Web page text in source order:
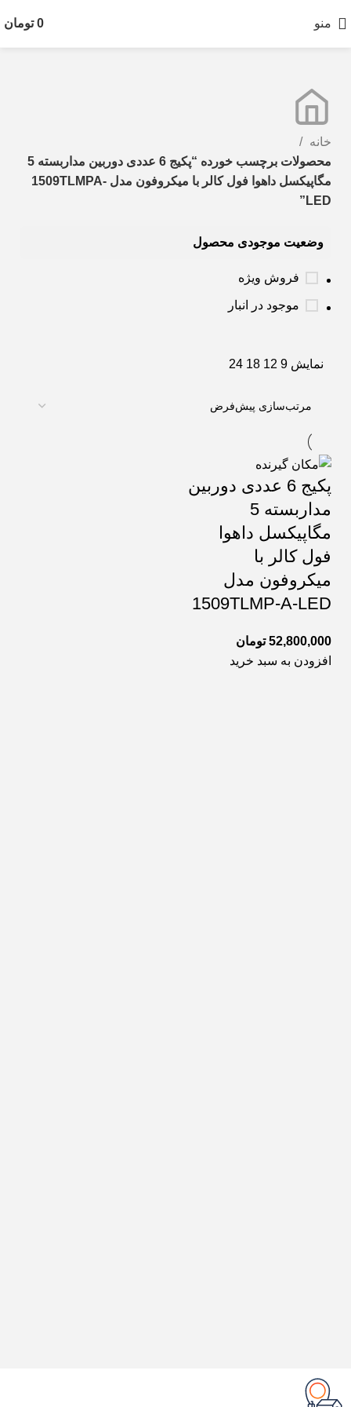
منو 0 تومان
خانه
محصولات برچسب خورده “پکیج 6 عددی دوربین مداربسته 5
مگاپیکسل داهوا فول کالر با میکروفون مدل 1509TLMPA-
LED”
وضعیت موجودی محصول
فروش ویژه
موجود در انبار
نمایش 9
12
18
24
پکیج 6 عددی دوربین
مداربسته 5
مگاپیکسل داهوا
فول کالر با
میکروفون مدل
1509TLMP-A-LED
52,800,000 تومان
افزودن به سبد خرید